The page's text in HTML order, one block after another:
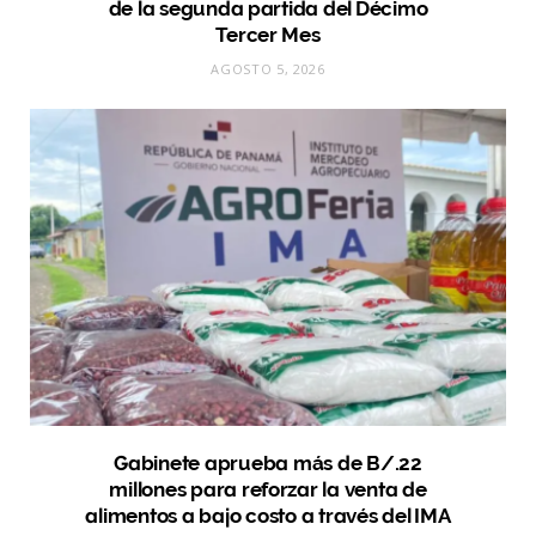
de la segunda partida del Décimo
Tercer Mes
AGOSTO 5, 2026
Gabinete aprueba más de B/.22
millones para reforzar la venta de
alimentos a bajo costo a través del IMA